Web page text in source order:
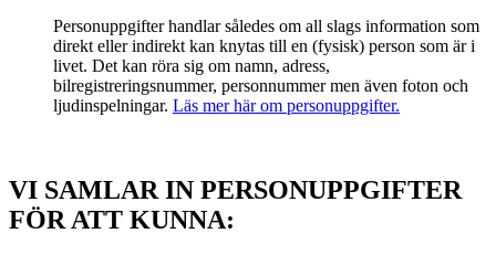
Personuppgifter handlar således om all slags information som
direkt eller indirekt kan knytas till en (fysisk) person som är i
livet. Det kan röra sig om namn, adress,
bilregistreringsnummer, personnummer men även foton och
ljudinspelningar. Läs mer här om personuppgifter.
VI SAMLAR IN PERSONUPPGIFTER
FÖR ATT KUNNA: